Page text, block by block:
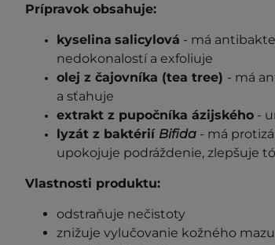
Prípravok obsahuje:
kyselina salicylová - má
nedokonalostí a exfoliuje
olej z čajovníka (tea tree) - má
a sťahuje
extrakt z pupočníka ázijského -
lyzát z baktérií Bifida - má
upokojuje podráždenie, zlepšuje
Vlastnosti produktu:
odstraňuje nečistoty
znižuje vylučovanie kožného mazu